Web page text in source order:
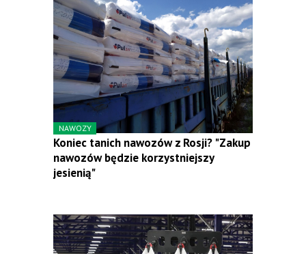
NAWOZY
Koniec tanich nawozów z Rosji? "Zakup
nawozów będzie korzystniejszy
jesienią"